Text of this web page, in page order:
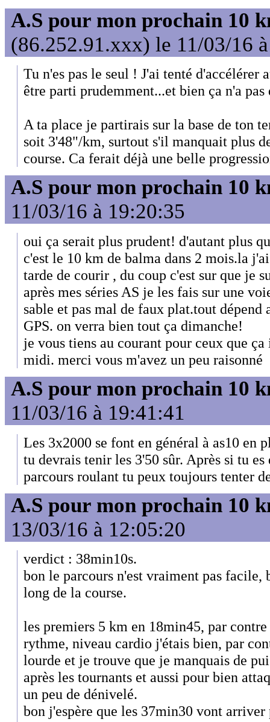
A.S pour mon prochain 10
(86.252.91.xxx) le 11/03/16
Tu n'es pas le seul ! J'ai tenté d'accélérer
être parti prudemment...et bien ça n'a
A ta place je partirais sur la base de ton
soit 3'48"/km, surtout s'il manquait plus
course. Ca ferait déjà une belle
A.S pour mon prochain 10
11/03/16 à 19:20:35
oui ça serait plus prudent! d'autant plus
c'est le 10 km de balma dans 2 mois.la
tarde de courir , du coup c'est sur que je
après mes séries AS je les fais sur une
sable et pas mal de faux plat.tout
GPS. on verra bien tout ça dimanche!
je vous tiens au courant pour ceux que ça
midi. merci vous m'avez un peu raisonné
A.S pour mon prochain 10
11/03/16 à 19:41:41
Les 3x2000 se font en général à as10 en
tu devrais tenir les 3'50 sûr. Après si tu
parcours roulant tu peux toujours tenter
A.S pour mon prochain 10
13/03/16 à 12:05:20
verdict : 38min10s.
bon le parcours n'est vraiment pas facile,
long de la course.
les premiers 5 km en 18min45, par
rythme, niveau cardio j'étais bien, par
lourde et je trouve que je manquais de
après les tournants et aussi pour bien
un peu de dénivelé.
bon j'espère que les 37min30 vont